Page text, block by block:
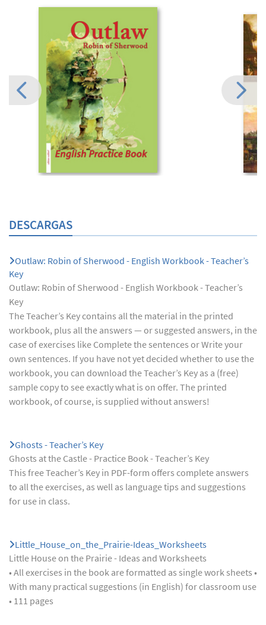
DESCARGAS
Outlaw: Robin of Sherwood - English Workbook - Teacher’s
Key
Outlaw: Robin of Sherwood - English Workbook - Teacher’s
Key
The Teacher’s Key contains all the material in the printed
workbook, plus all the answers — or suggested answers, in the
case of exercises like Complete the sentences or Write your
own sentences. If you have not yet decided whether to use the
workbook, you can download the Teacher’s Key as a (free)
sample copy to see exactly what is on offer. The printed
workbook, of course, is supplied without answers!
Ghosts - Teacher’s Key
Ghosts at the Castle - Practice Book - Teacher’s Key
This free Teacher’s Key in PDF-form offers complete answers
to all the exercises, as well as language tips and suggestions
for use in class.
Little_House_on_the_Prairie-Ideas_Worksheets
Little House on the Prairie - Ideas and Worksheets
• All exercises in the book are formatted as single work sheets •
With many practical suggestions (in English) for classroom use
• 111 pages